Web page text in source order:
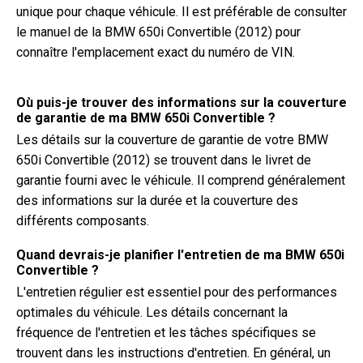
unique pour chaque véhicule. Il est préférable de consulter
le manuel de la BMW 650i Convertible (2012) pour
connaître l'emplacement exact du numéro de VIN.
Où puis-je trouver des informations sur la couverture
de garantie de ma BMW 650i Convertible ?
Les détails sur la couverture de garantie de votre BMW
650i Convertible (2012) se trouvent dans le livret de
garantie fourni avec le véhicule. Il comprend généralement
des informations sur la durée et la couverture des
différents composants.
Quand devrais-je planifier l'entretien de ma BMW 650i
Convertible ?
L'entretien régulier est essentiel pour des performances
optimales du véhicule. Les détails concernant la
fréquence de l'entretien et les tâches spécifiques se
trouvent dans les instructions d'entretien. En général, un